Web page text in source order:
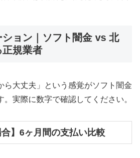
ョン｜ソフト闇金 vs 北
規業者
ら大丈夫」という感覚がソフト闇金
実際に数字で確認してください。
合】6ヶ月間の支払い比較